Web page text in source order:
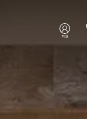
회원